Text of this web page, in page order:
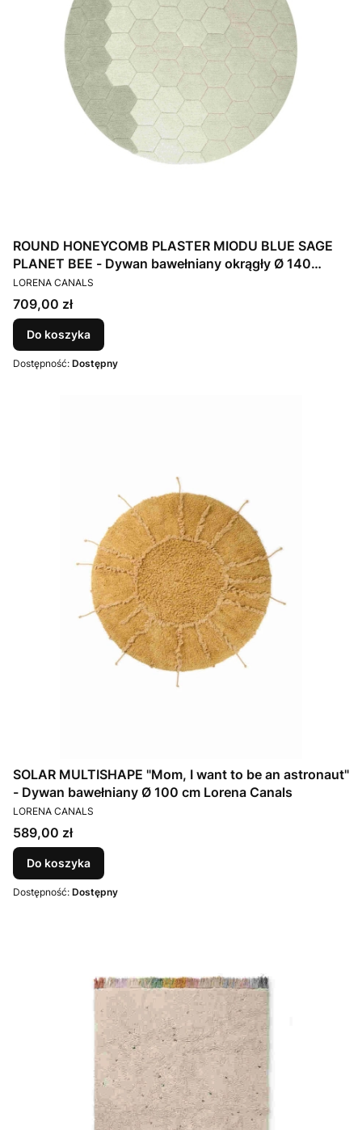
ROUND HONEYCOMB PLASTER MIODU BLUE SAGE
PLANET BEE - Dywan bawełniany okrągły Ø 140
Lorena Canals
PRODUCENT
LORENA CANALS
Cena
709,00 zł
Do koszyka
Dostępność: Dostępny
SOLAR MULTISHAPE "Mom, I want to be an astronaut"
- Dywan bawełniany Ø 100 cm Lorena Canals
PRODUCENT
LORENA CANALS
Cena
589,00 zł
Do koszyka
Dostępność: Dostępny